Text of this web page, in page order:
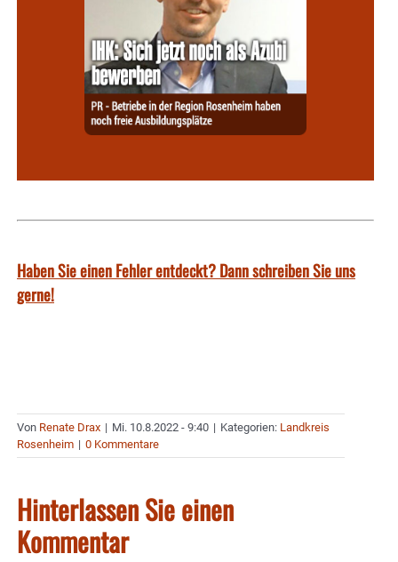
Haben Sie einen Fehler entdeckt? Dann schreiben Sie uns
gerne!
Von Renate Drax | Mi. 10.8.2022 - 9:40 | Kategorien: Landkreis
Rosenheim | 0 Kommentare
Hinterlassen Sie einen
Kommentar